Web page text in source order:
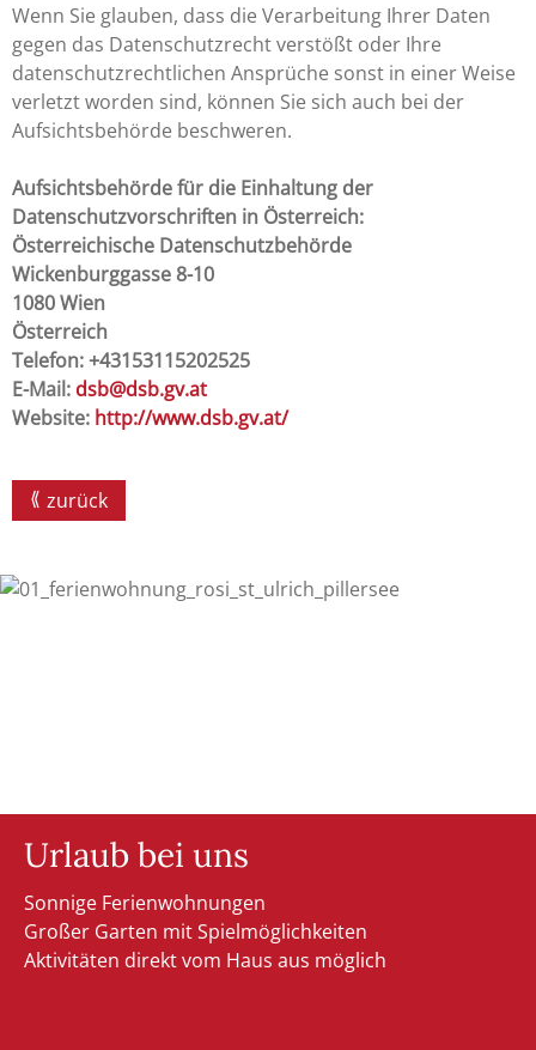
Wenn Sie glauben, dass die Verarbeitung Ihrer Daten
gegen das Datenschutzrecht verstößt oder Ihre
datenschutzrechtlichen Ansprüche sonst in einer Weise
verletzt worden sind, können Sie sich auch bei der
Aufsichtsbehörde beschweren.
Aufsichtsbehörde für die Einhaltung der
Datenschutzvorschriften in Österreich:
Österreichische Datenschutzbehörde
Wickenburggasse 8-10
1080 Wien
Österreich
Telefon: +43153115202525
E-Mail: dsb@dsb.gv.at
Website: http://www.dsb.gv.at/
zurück
Urlaub bei uns
Sonnige Ferienwohnungen
Großer Garten mit Spielmöglichkeiten
Aktivitäten direkt vom Haus aus möglich